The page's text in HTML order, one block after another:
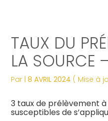
Gérer votre quotidien
Piloter votre entreprise
Développer votre
Comptabilité
Fiscalité
Social
Suivre votre comptabilité
Gérer vos ressources
Dématérialiser vos
Les dates clés
Nos engagements
Notre équipe engagée
Les plus du cabinet
Digitalisation
La vie du cabinet
TAUX DU
LA SOURCE
Par |8 AVRIL 2024 ( Mise à
3 taux de prélèvement
susceptibles de